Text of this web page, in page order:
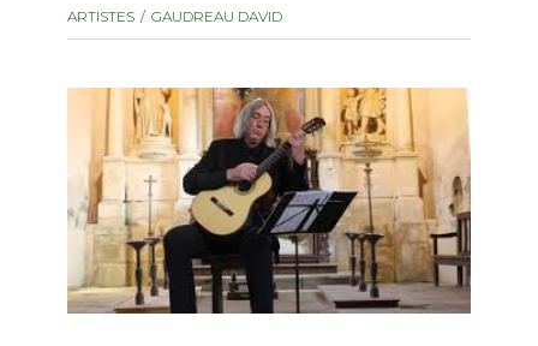
OTHER PRODUCTS
with Guitar
ARTISTES GAUDREAU DAVID